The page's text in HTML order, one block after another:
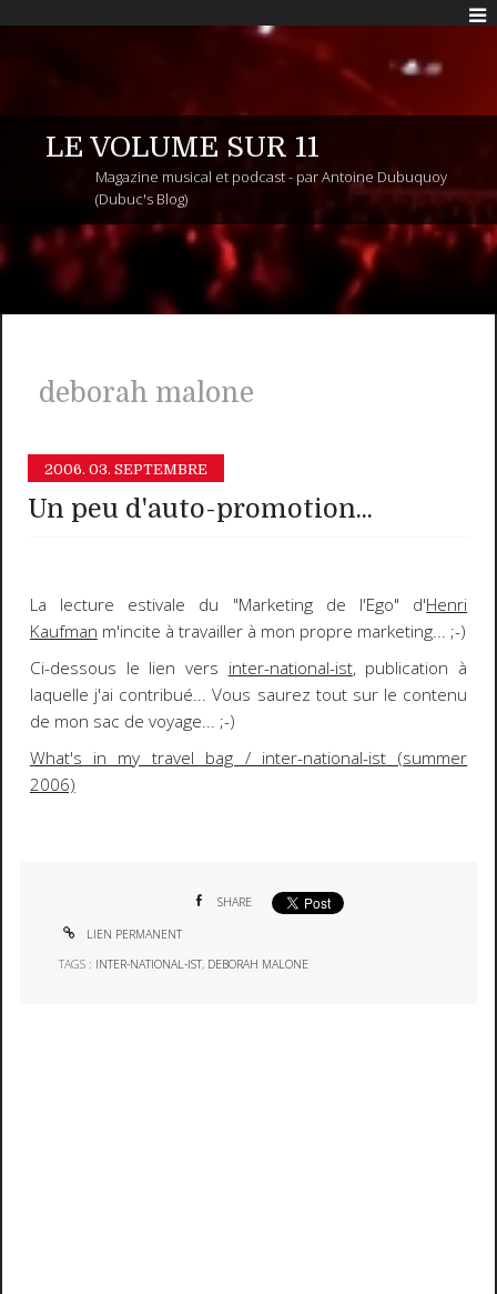
LE VOLUME SUR 11
Magazine musical et podcast - par Antoine Dubuquoy
(Dubuc's Blog)
deborah malone
2006. 03. SEPTEMBRE
Un peu d'auto-promotion...
La lecture estivale du "Marketing de l'Ego" d'Henri
Kaufman m'incite à travailler à mon propre marketing... ;-)
Ci-dessous le lien vers inter-national-ist, publication à
laquelle j'ai contribué... Vous saurez tout sur le contenu
de mon sac de voyage... ;-)
What's in my travel bag / inter-national-ist (summer
2006)
SHARE
LIEN PERMANENT
TAGS : INTER-NATIONAL-IST, DEBORAH MALONE